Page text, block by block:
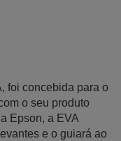
foi concebida para o
o seu produto
Epson, a EVA
e o guiará ao